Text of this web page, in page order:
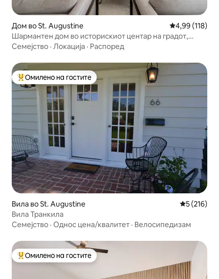
Дом во St. Augustine Просечна
4,99 (118)
Шармантен дом во историскиот центар на градот,
пешачете до сето тоа
Семејство · Локација · Распоред
Меѓу најуспешните „Омилени на гостите“
Омилено на гостите
Вила во St. Augustine Просечна
5 (216)
Вила Транкила
Семејство · Однос цена/квалитет · Велосипедизам
Меѓу најуспешните „Омилени на гостите“
Омилено на гостите